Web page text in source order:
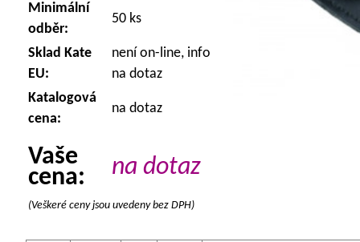
Minimální
odběr:
50 ks
Sklad Kate
EU:
není on-line, info
na dotaz
Katalogová
cena:
na dotaz
Vaše
cena:
na dotaz
(Veškeré ceny jsou uvedeny bez DPH)